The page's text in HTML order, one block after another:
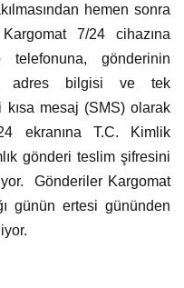
hemen sonra
Kargomat 7/24 cihazına
telefonuna, gönderinin
adres bilgisi ve tek
mesaj (SMS) olarak
ekranına T.C. Kimlik
gönderi teslim şifresini
Gönderiler Kargomat
günün ertesi gününden